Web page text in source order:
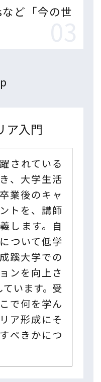
ど「今の世
ア入門
されている
、大学生活
業後のキャ
トを、講師
します。自
ついて低学
蹊大学での
ンを向上さ
います。受
で何を学ん
ア形成にそ
べきかにつ